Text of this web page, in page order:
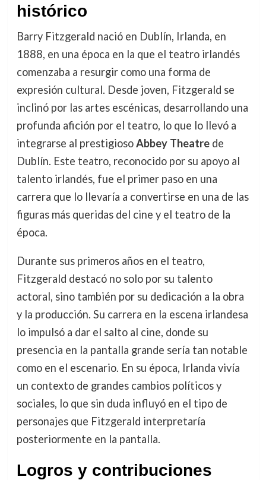
histórico
Barry Fitzgerald nació en Dublín, Irlanda, en
1888, en una época en la que el teatro irlandés
comenzaba a resurgir como una forma de
expresión cultural. Desde joven, Fitzgerald se
inclinó por las artes escénicas, desarrollando una
profunda afición por el teatro, lo que lo llevó a
integrarse al prestigiosoAbbey Theatrede
Dublín. Este teatro, reconocido por su apoyo al
talento irlandés, fue el primer paso en una
carrera que lo llevaría a convertirse en una de las
figuras más queridas del cine y el teatro de la
época.
Durante sus primeros años en el teatro,
Fitzgerald destacó no solo por su talento
actoral, sino también por su dedicación a la obra
y la producción. Su carrera en la escena irlandesa
lo impulsó a dar el salto al cine, donde su
presencia en la pantalla grande sería tan notable
como en el escenario. En su época, Irlanda vivía
un contexto de grandes cambios políticos y
sociales, lo que sin duda influyó en el tipo de
personajes que Fitzgerald interpretaría
posteriormente en la pantalla.
Logros y contribuciones